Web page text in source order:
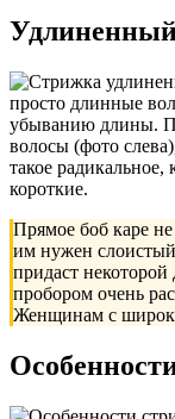
просто длинные
убыванию длины.
волосы (фото
такое радикальное,
короткие.
Прямое боб каре
им нужен
придаст
пробором очень
Женщинам с